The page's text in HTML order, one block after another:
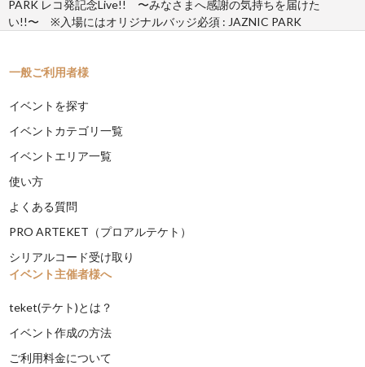
PARK レコ発記念Live!! 〜みなさまへ感謝の気持ちを届けた
い!!〜 ※入場にはオリジナルバッジ必須 : JAZNIC PARK
一般ご利用者様
イベントを探す
イベントカテゴリ一覧
イベントエリア一覧
使い方
よくある質問
PRO ARTEKET（プロアルテケト）
シリアルコード受け取り
イベント主催者様へ
teket(テケト)とは？
イベント作成の方法
ご利用料金について